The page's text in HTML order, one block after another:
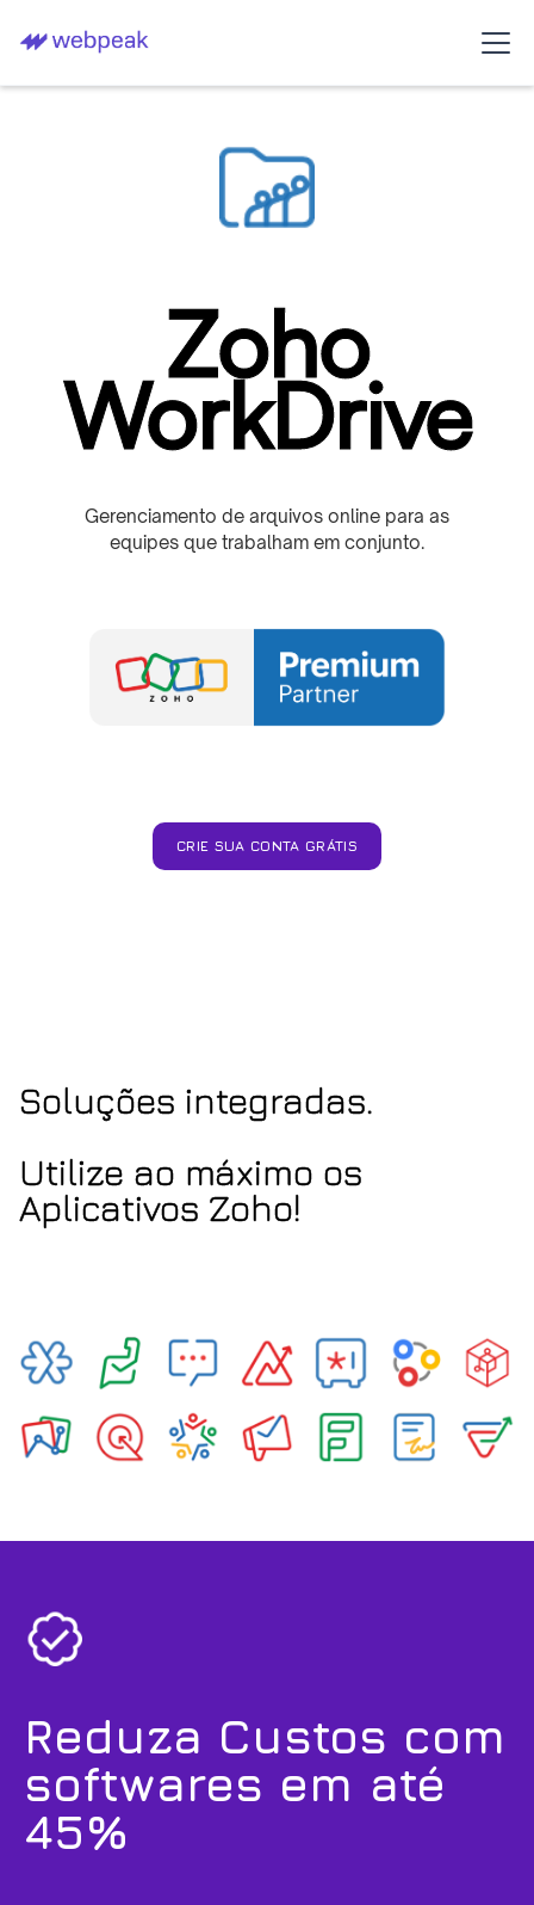
Zoho
WorkDrive
Gerenciamento de arquivos online para as
equipes que trabalham em conjunto.
CRIE SUA CONTA GRÁTIS
Soluções integradas.
Utilize ao máximo os
Aplicativos Zoho!
Reduza Custos com
softwares em até
45%